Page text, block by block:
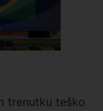
trenutku teško